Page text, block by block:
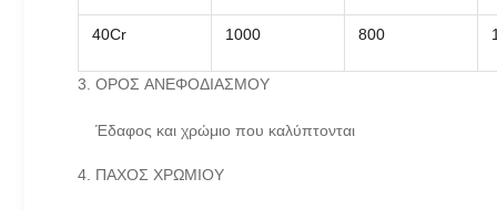
40Cr 1000 800
3. ΟΡΟΣ ΑΝΕΦΟΔΙΑΣΜΟΥ
Έδαφος και χρώμιο που καλύπτονται
4. ΠΑΧΟΣ ΧΡΩΜΙΟΥ